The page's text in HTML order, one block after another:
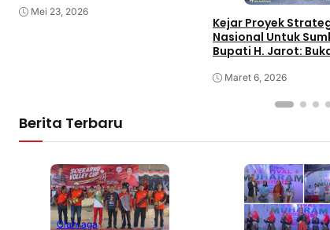
Mei 23, 2026
Kejar Proyek
Nasional Untuk
Bupati H. Jarot:
Perekonomian
Maret 6, 2026
Berita Terbaru
Olahraga